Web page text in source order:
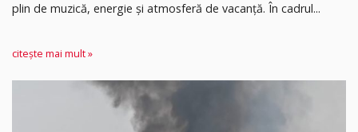
plin de muzică, energie și atmosferă de vacanță. În cadrul...
citește mai mult »